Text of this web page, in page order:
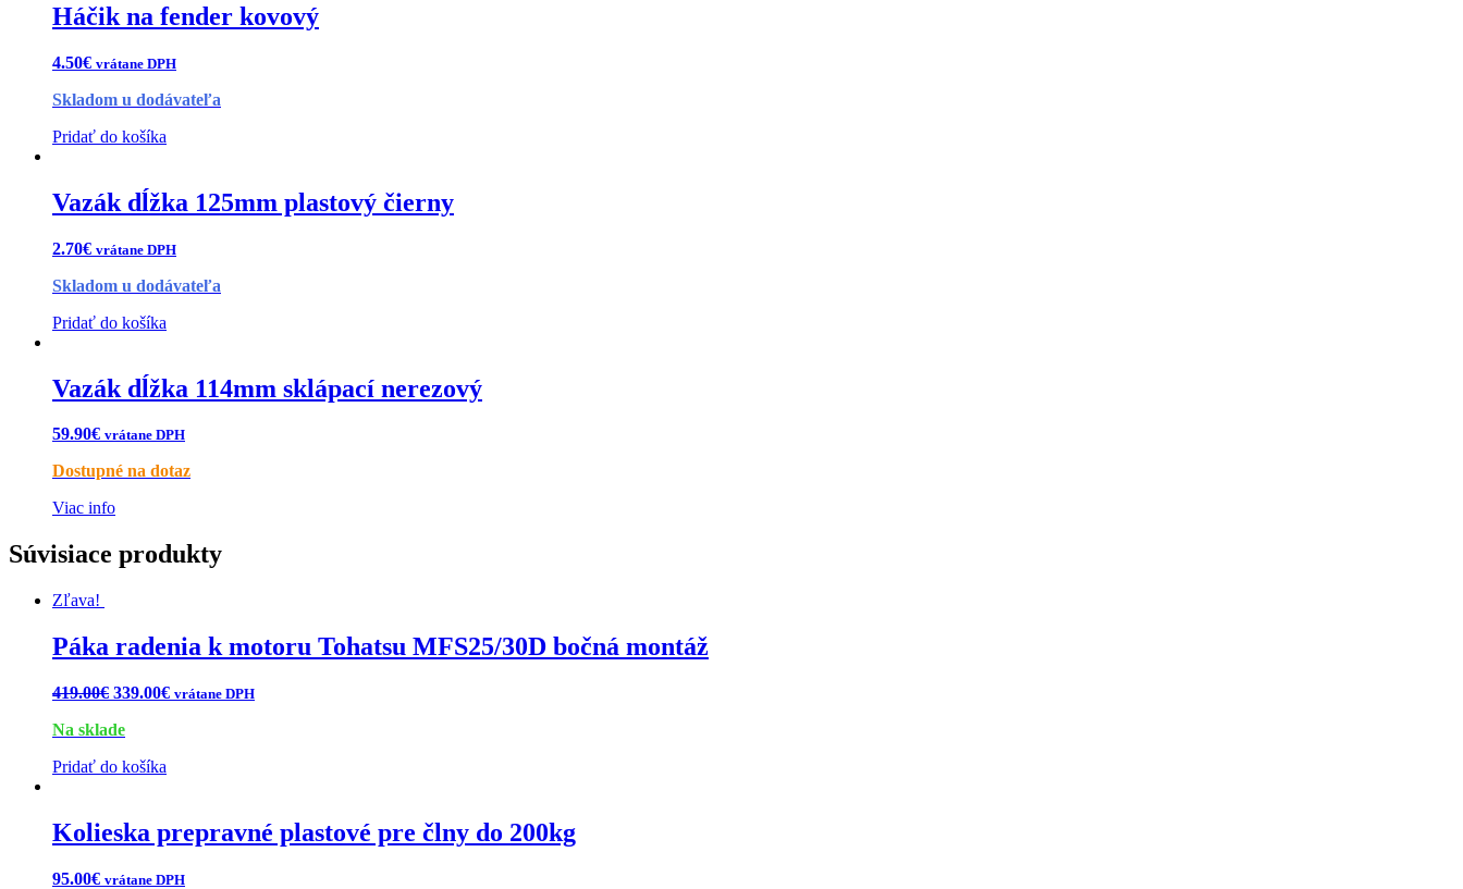
Háčik na fender kovový
4.50€ vrátane DPH
Skladom u dodávateľa
Pridať do košíka
Vazák dĺžka 125mm plastový čierny
2.70€ vrátane DPH
Skladom u dodávateľa
Pridať do košíka
Vazák dĺžka 114mm sklápací nerezový
59.90€ vrátane DPH
Dostupné na dotaz
Viac info
Súvisiace produkty
Zľava!
Páka radenia k motoru Tohatsu MFS25/30D bočná montáž
419.00€ 339.00€ vrátane DPH
Na sklade
Pridať do košíka
Kolieska prepravné plastové pre člny do 200kg
95.00€ vrátane DPH